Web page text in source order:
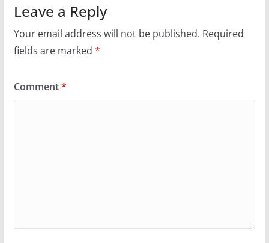
Leave a Reply
Your email address will not be published. Required
fields are marked *
Comment*